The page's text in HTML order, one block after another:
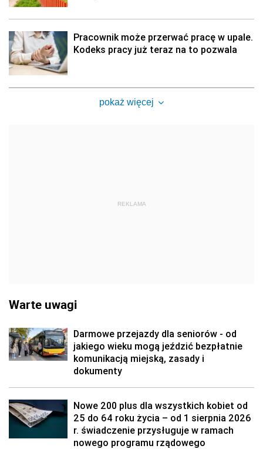
Pracownik może przerwać pracę w upale.
Kodeks pracy już teraz na to pozwala
pokaż więcej
REKLAMA
Warte uwagi
Darmowe przejazdy dla seniorów - od
jakiego wieku mogą jeździć bezpłatnie
komunikacją miejską, zasady i
dokumenty
Nowe 200 plus dla wszystkich kobiet od
25 do 64 roku życia – od 1 sierpnia 2026
r. świadczenie przysługuje w ramach
nowego programu rządowego